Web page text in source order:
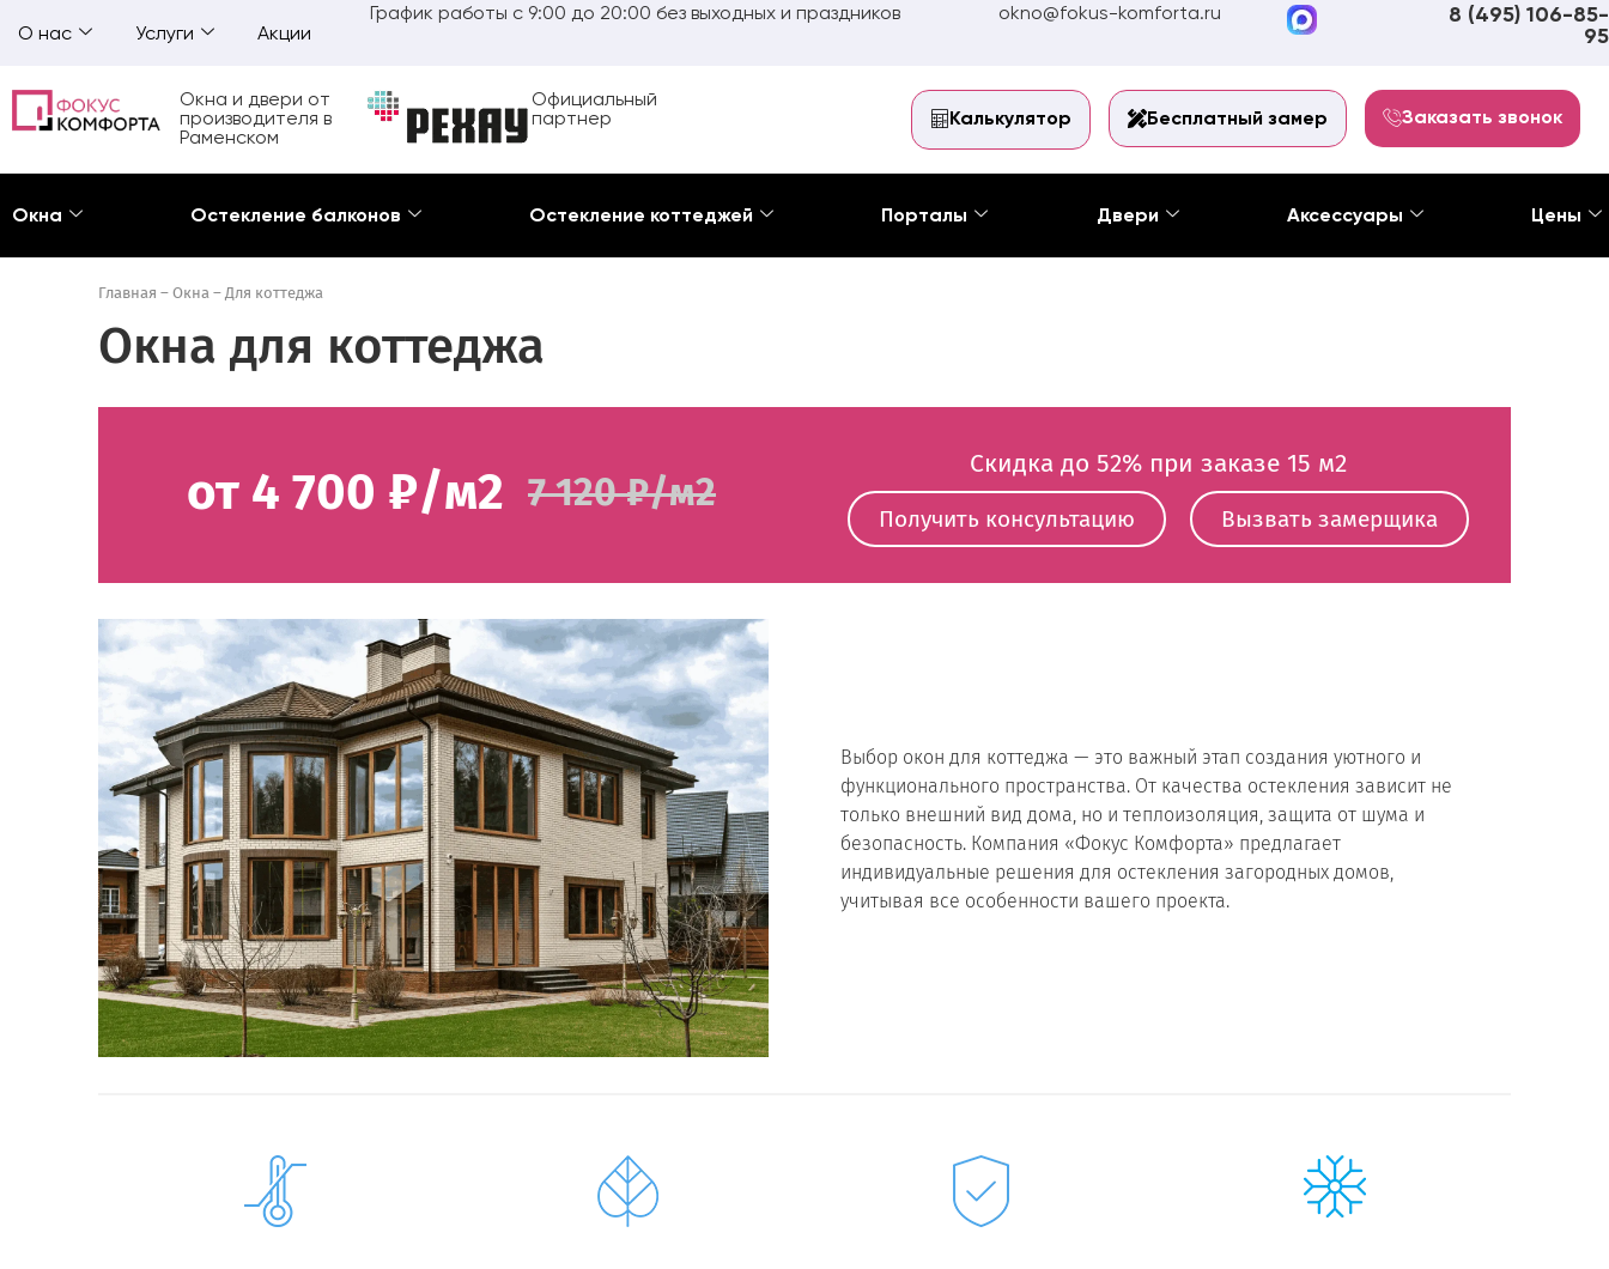
О нас Услуги Акции
График работы с 9:00 до 20:00 без выходных и праздников okno@fokus-komforta.ru
8 (495) 106-85-
95
Окна и двери от
производителя в
Раменском
Официальный
партнер
Калькулятор Бесплатный замер Заказать звонок
Окна Остекление балконов Остекление коттеджей Порталы Двери Аксессуары Цены
Главная – Окна – Для коттеджа
Окна для коттеджа
от 4 700 ₽/м2 7 120 ₽/м2
Скидка до 52% при заказе 15 м2
Получить консультацию Вызвать замерщика
Выбор окон для коттеджа — это важный этап создания уютного и
функционального пространства. От качества остекления зависит не
только внешний вид дома, но и теплоизоляция, защита от шума и
безопасность. Компания «Фокус Комфорта» предлагает
индивидуальные решения для остекления загородных домов,
учитывая все особенности вашего проекта.